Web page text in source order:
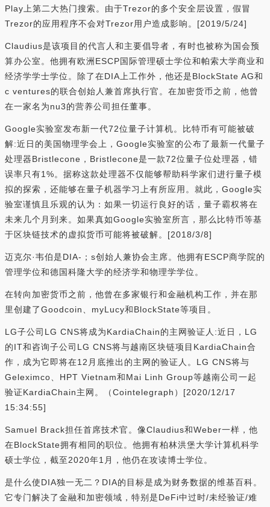
Play上第二大热门搜索。由于Trezor的多个安全层设置，假冒
Trezor的应用程序不会对Trezor用户造成影响。[2019/5/24]
Claudius是该项目的代言人和主要倡导者，有时也被称为国会预
算办公室。他拥有欧洲ESCP国际管理硕士学位和帕索大学商业和
经济学学士学位。除了在DIA上工作外，他还是BlockState AG和
c ventures的联合创始人兼首席执行官。在加密货币之前，他曾
在一家名为nu3的营养公司担任董事。
Google实验室发布新一代72位量子计算机。比特币有可能被破
解:近日的美国物理学会上，Google实验室的公布了最新一代量子
处理器Bristlecone，Bristlecone是一款72位量子位处理器，错
误率只有1%。据称这款处理器不仅能够帮助科学家们进行量子模
拟的探索，还能够在量子机器学习上有所应用。就此，Google实
验室谨慎且乐观的认为：如果一切运行良好的话，量子霸权将在
未来几个月到来。如果真如Google实验室所言，那么比特币等基
于区块链技术的虚拟货币可能将被破解。[2018/3/8]
迈克尔·韦伯是DIA-；s创始人兼协会主席。他拥有ESCP商学院的
管理学位和德国科隆大学的经济学和物理学学位。
在转向加密货币之前，他曾在多家银行和金融机构工作，并在那
里创建了Goodcoin、myLucy和BlockState等项目。
LG子公司LG CNS将成为KardiaChain的主网验证人:近日，LG
的IT和咨询子公司LG CNS将与越南区块链项目KardiaChain合
作，成为它即将在12月底推出的主网的验证人。LG CNS将与
Geleximco、HPT Vietnam和Mai Linh Group等越南公司一起
验证KardiaChain主网。（Cointelegraph）[2020/12/17
15:34:55]
Samuel Brack担任首席技术官。像Claudius和Weber一样，他
在BlockState拥有相同的职位。他拥有柏林洪堡大学计算机科学
硕士学位，截至2020年1月，他仍在攻读博士学位。
是什么使DIA独一无二？DIA的目标是成为财务数据的维基百科。
它专门解决了金融和加密领域，特别是DeFi中过时/未经验证/难